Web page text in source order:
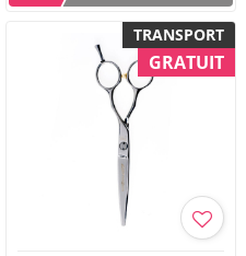
TRANSPORT
GRATUIT